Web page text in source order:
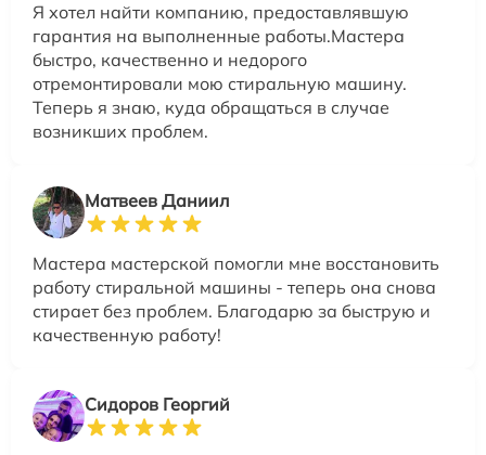
Я хотел найти компанию, предоставлявшую
гарантия на выполненные работы.Мастера
быстро, качественно и недорого
отремонтировали мою стиральную машину.
Теперь я знаю, куда обращаться в случае
возникших проблем.
Матвеев Даниил
Мастера мастерской помогли мне восстановить
работу стиральной машины - теперь она снова
стирает без проблем. Благодарю за быструю и
качественную работу!
Сидоров Георгий